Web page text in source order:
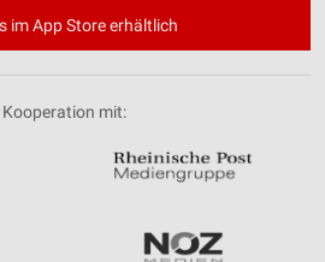
im App Store erhältlich
Kooperation mit: